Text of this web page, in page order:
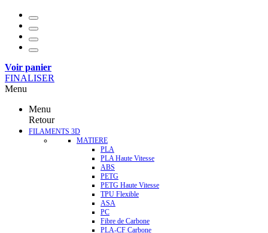
Voir panier
FINALISER
Menu
Menu
Retour
FILAMENTS 3D
MATIERE
PLA
PLA Haute Vitesse
ABS
PETG
PETG Haute Vitesse
TPU Flexible
ASA
PC
Fibre de Carbone
PLA-CF Carbone